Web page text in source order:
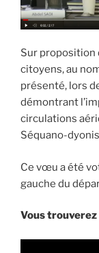
Sur proposition
citoyens, au
présenté, lors
démontrant
circulations
Séquano-
Ce vœu a été
gauche du
Vous